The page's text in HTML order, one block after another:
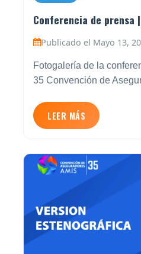
Conferencia de prensa
Publicado el Mayo 13,
Fotogalería de la
35 Convención de
LEER MÁS